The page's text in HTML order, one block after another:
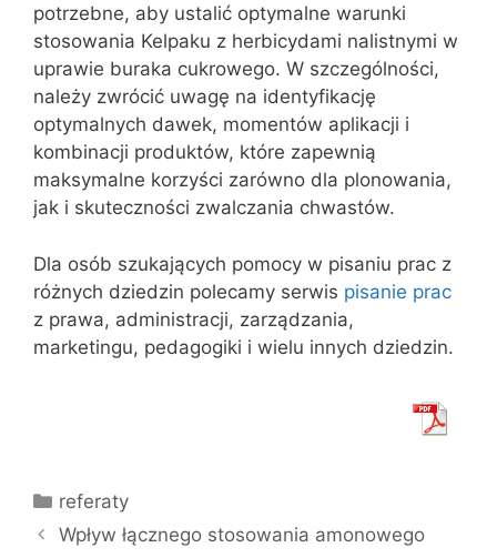
potrzebne, aby ustalić optymalne warunki
stosowania Kelpaku z herbicydami nalistnymi w
uprawie buraka cukrowego. W szczególności,
należy zwrócić uwagę na identyfikację
optymalnych dawek, momentów aplikacji i
kombinacji produktów, które zapewnią
maksymalne korzyści zarówno dla plonowania,
jak i skuteczności zwalczania chwastów.
Dla osób szukających pomocy w pisaniu prac z
różnych dziedzin polecamy serwis pisanie prac
z prawa, administracji, zarządzania,
marketingu, pedagogiki i wielu innych dziedzin.
Kategorie
referaty
Wpływ łącznego stosowania amonowego